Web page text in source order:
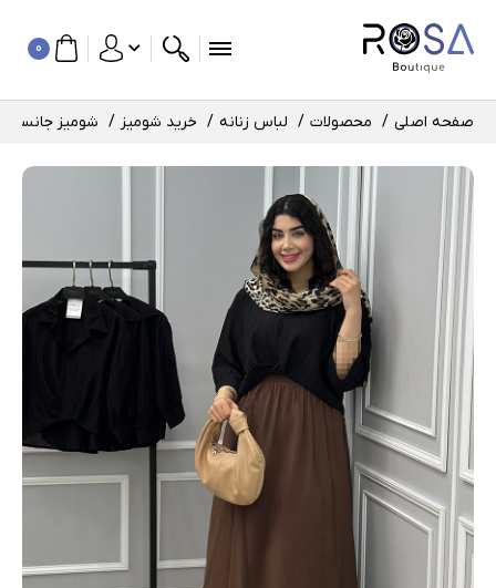
0
صفحه اصلی محصولات لباس زنانه خرید شومیز شومیز جانسو کد :